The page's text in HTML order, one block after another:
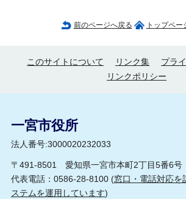
前のページへ戻る トップペー
このサイトについて リンク集
プラ
リンクポリシー
一宮市役所
法人番号:3000020232033
〒491-8501 愛知県一宮市本町2丁目5番6号
代表電話：0586-28-8100 (窓口・電話対応を
ステムを運用しています)